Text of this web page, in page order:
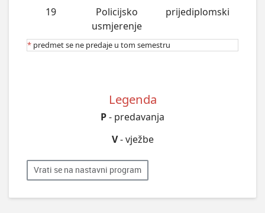
19
Policijsko
usmjerenje
prijediplomski
* predmet se ne predaje u tom semestru
Legenda
P- predavanja
V- vježbe
Vrati se na nastavni program